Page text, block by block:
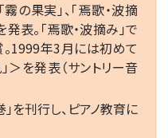
霧の果実」、「焉歌・波摘
表。「焉歌・波摘み」で
1999年3月には初めて
＞を発表（サントリー音
を刊行し、ピアノ教育に